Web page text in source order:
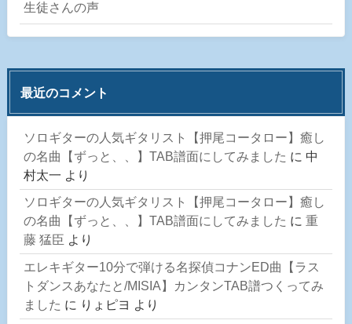
生徒さんの声
最近のコメント
ソロギターの人気ギタリスト【押尾コータロー】癒し
の名曲【ずっと、、】TAB譜面にしてみました に 中
村太一 より
ソロギターの人気ギタリスト【押尾コータロー】癒し
の名曲【ずっと、、】TAB譜面にしてみました に 重
藤 猛臣 より
エレキギター10分で弾ける名探偵コナンED曲【ラス
トダンスあなたと/MISIA】カンタンTAB譜つくってみ
ました に りょピヨ より